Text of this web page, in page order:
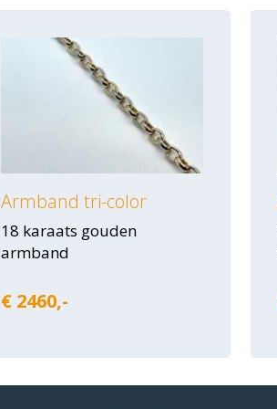
Armband tri-color
18 karaats gouden
armband
€ 2460,-